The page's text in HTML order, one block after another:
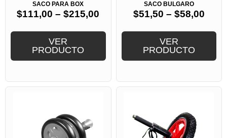
SACO PARA BOX
$111,00 – $215,00
VER
PRODUCTO
SACO BULGARO
$51,50 – $58,00
VER
PRODUCTO